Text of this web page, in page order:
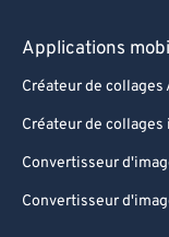
Applications
Créateur de collages
Créateur de collages
Convertisseur
Convertisseur